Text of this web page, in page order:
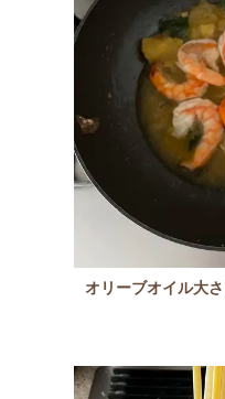
オリーブオイル大